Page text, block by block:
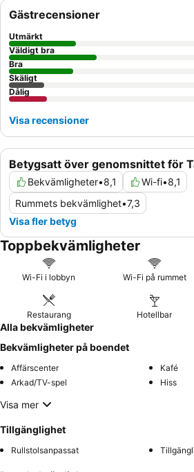
överväg att be om ett rum på en högre
uppskatta de natursköna vyerna.
Betygsatt över genomsnittet för
Bekvämligheter•8,1 Wi-fi•8,1
Rummets bekvämlighet•7,3
Visa fler betyg
Gästrecensioner
Utmärkt
Väldigt bra
Bra
Skäligt
Dålig
Visa recensioner
Toppbekvämligheter
Wi-Fi i lobbyn Wi-Fi på rummet
Restaurang Hotellbar
Alla bekvämligheter
Bekvämligheter på boendet
Affärscenter
Kafé
Arkad/TV-spel
Hiss
Visa mer
Tillgänglighet
Rullstolsanpassat